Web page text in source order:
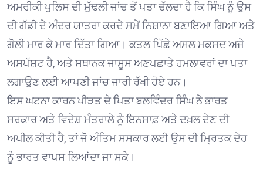
ਅਮਰੀਕੀ ਪੁਲਿਸ ਦੀ ਮੁੱਢਲੀ ਜਾਂਚ ਤੋਂ ਪਤਾ ਚੱਲਦਾ ਹੈ ਕਿ ਸਿੰਘ ਨੂੰ ਉਸ
ਦੀ ਗੱਡੀ ਦੇ ਅੰਦਰ ਯਾਤਰਾ ਕਰਦੇ ਸਮੇਂ ਨਿਸ਼ਾਨਾ ਬਣਾਇਆ ਗਿਆ ਅਤੇ
ਗੋਲੀ ਮਾਰ ਕੇ ਮਾਰ ਦਿੱਤਾ ਗਿਆ। ਕਤਲ ਪਿੱਛੇ ਅਸਲ ਮਕਸਦ ਅਜੇ
ਅਸਪੱਸ਼ਟ ਹੈ, ਅਤੇ ਸਥਾਨਕ ਜਾਸੂਸ ਅਣਪਛਾਤੇ ਹਮਲਾਵਰਾਂ ਦਾ ਪਤਾ
ਲਗਾਉਣ ਲਈ ਆਪਣੀ ਜਾਂਚ ਜਾਰੀ ਰੱਖੀ ਹੋਏ ਹਨ।
ਇਸ ਘਟਨਾ ਕਾਰਨ ਪੀੜਤ ਦੇ ਪਿਤਾ ਬਲਵਿੰਦਰ ਸਿੰਘ ਨੇ ਭਾਰਤ
ਸਰਕਾਰ ਅਤੇ ਵਿਦੇਸ਼ ਮੰਤਰਾਲੇ ਨੂੰ ਇਨਸਾਫ਼ ਅਤੇ ਦਖ਼ਲ ਦੇਣ ਦੀ
ਅਪੀਲ ਕੀਤੀ ਹੈ, ਤਾਂ ਜੋ ਅੰਤਿਮ ਸਸਕਾਰ ਲਈ ਉਸ ਦੀ ਮ੍ਰਿਤਕ ਦੇਹ
ਨੂੰ ਭਾਰਤ ਵਾਪਸ ਲਿਆਂਦਾ ਜਾ ਸਕੇ।